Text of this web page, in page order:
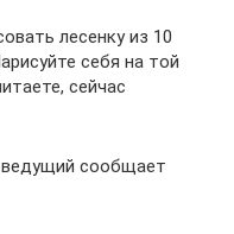
лесенку из 10
себя на той
сейчас
ведущий сообщает